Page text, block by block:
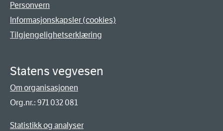
Personvern
Informasjonskapsler (cookies)
Tilgjengelighetserklæring
Statens vegvesen
Om organisasjonen
Org.nr.: 971 032 081
Statistikk og analyser